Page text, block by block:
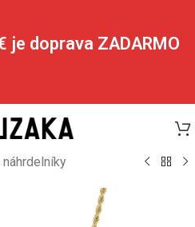
je doprava ZADARMO